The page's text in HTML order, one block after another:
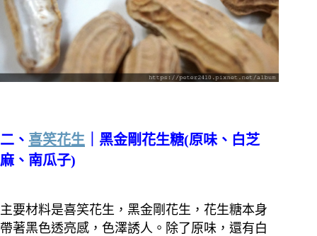
二、 喜笑花生 ｜黑金剛花生糖(原味、白芝
麻、南瓜子)
主要材料是喜笑花生，黑金剛花生，花生糖本身
帶著黑色透亮感，色澤誘人。除了原味，還有白